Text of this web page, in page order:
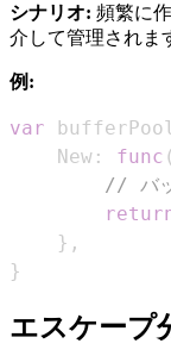
シナリオ: 頻繁に
介して管理されま
例:
var
    New
: func (
// バッ
} ,
}
エスケープ